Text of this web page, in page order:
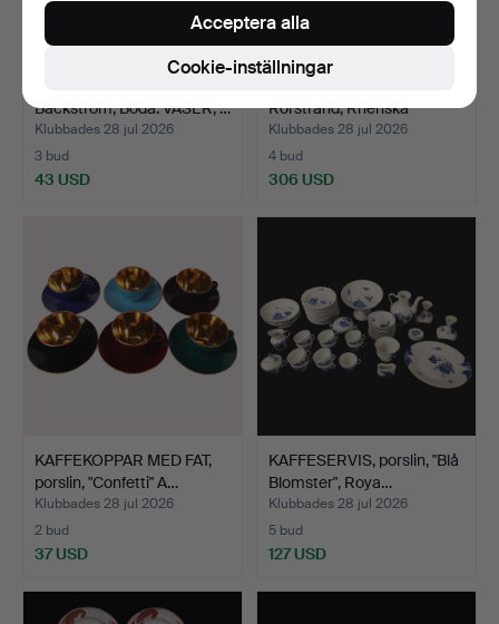
Backström, Boda. VASER, …
Klubbades 28 jul 2026
3 bud
43 USD
Rörstrand, Rhenska
mönstre…
Klubbades 28 jul 2026
4 bud
306 USD
KAFFEKOPPAR MED FAT,
porslin, "Confetti" A…
Klubbades 28 jul 2026
2 bud
37 USD
KAFFESERVIS, porslin, "Blå
Blomster", Roya…
Klubbades 28 jul 2026
5 bud
127 USD
Cookie-inställningar
Acceptera alla